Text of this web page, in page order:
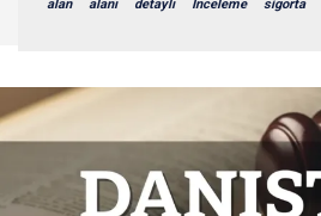
alan alanı detaylı İnceleme sigorta